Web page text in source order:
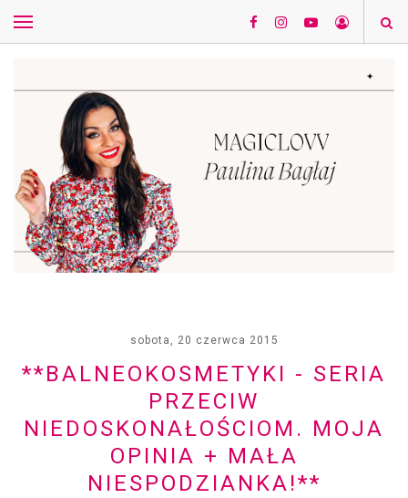
sobota, 20 czerwca 2015
**BALNEOKOSMETYKI - SERIA
PRZECIW
NIEDOSKONAŁOŚCIOM. MOJA
OPINIA + MAŁA
NIESPODZIANKA!**